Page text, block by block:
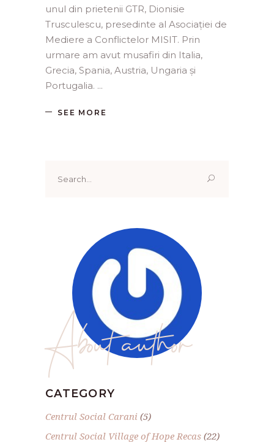
unul din prietenii GTR, Dionisie
Trusculescu, presedinte al Asociației de
Mediere a Conflictelor MISIT. Prin
urmare am avut musafiri din Italia,
Grecia, Spania, Austria, Ungaria și
Portugalia.
SEE MORE
for:
About author
CATEGORY
Centrul Social Carani (5)
Centrul Social Village of Hope Recas (22)